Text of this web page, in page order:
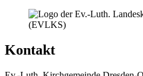
Kontakt